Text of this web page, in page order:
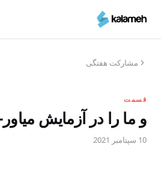
محتوای
مشارکت هفتگی
قسمت
و ما را در آزمایش
10 سپتامبر 2021